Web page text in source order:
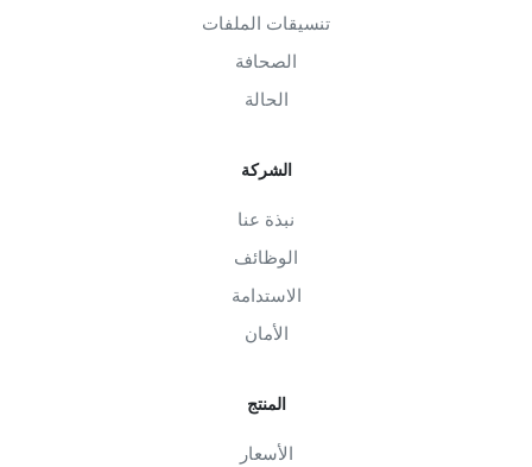
تنسيقات الملفات
الصحافة
الحالة
الشركة
نبذة عنا
الوظائف
الاستدامة
الأمان
المنتج
الأسعار